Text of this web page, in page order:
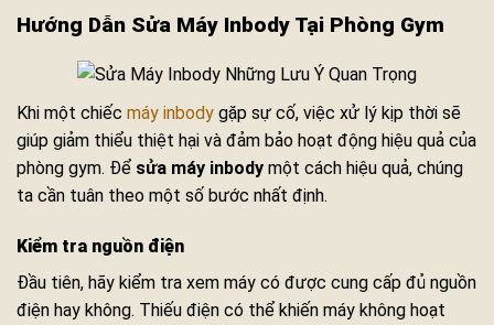
Hướng Dẫn Sửa Máy Inbody Tại Phòng Gym
Khi một chiếc máy inbody gặp sự cố, việc xử lý kịp thời sẽ
giúp giảm thiểu thiệt hại và đảm bảo hoạt động hiệu quả của
phòng gym. Để sửa máy inbody một cách hiệu quả, chúng
ta cần tuân theo một số bước nhất định.
Kiểm tra nguồn điện
Đầu tiên, hãy kiểm tra xem máy có được cung cấp đủ nguồn
điện hay không. Thiếu điện có thể khiến máy không hoạt